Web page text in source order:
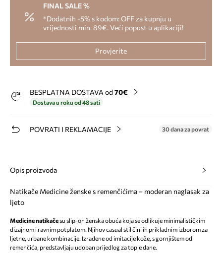
FINAL SALE %
*Dodatnih -5% s kodom: OFF za kupnju u
vrijednosti min. 89€. Veći popust u aplikaciji!
Provjerite
BESPLATNA DOSTAVA od 70€
Dostava u roku od 48 sati
POVRATI I REKLAMACIJE 30 dana za povrat
Opis proizvoda
Natikače Medicine ženske s remenčićima – moderan naglasak za
ljeto
Medicine natikačesu slip-on ženska obuća koja se odlikuje minimalističkim
dizajnom i ravnim potplatom. Njihov casual stil čini ih prikladnim izborom za
ljetne, urbane kombinacije. Izrađene od imitacije kože, s gornjištem od
remenčića, predstavljaju udoban prijedlog za tople dane.